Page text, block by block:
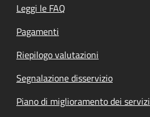
Leggi le FAQ
Pagamenti
Riepilogo valutazioni
Segnalazione disservizio
Piano di miglioramento dei servizi